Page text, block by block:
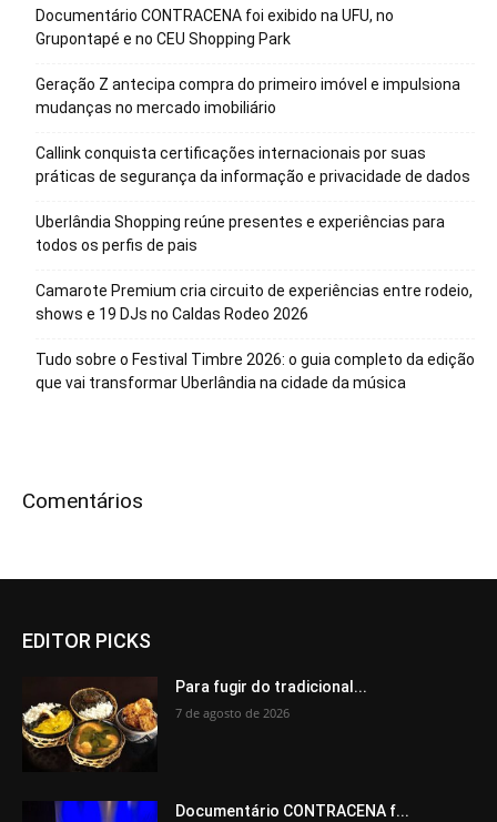
Documentário CONTRACENA foi exibido na UFU, no
Grupontapé e no CEU Shopping Park
Geração Z antecipa compra do primeiro imóvel e impulsiona
mudanças no mercado imobiliário
Callink conquista certificações internacionais por suas
práticas de segurança da informação e privacidade de dados
Uberlândia Shopping reúne presentes e experiências para
todos os perfis de pais
Camarote Premium cria circuito de experiências entre rodeio,
shows e 19 DJs no Caldas Rodeo 2026
Tudo sobre o Festival Timbre 2026: o guia completo da edição
que vai transformar Uberlândia na cidade da música
Comentários
EDITOR PICKS
Para fugir do tradicional...
7 de agosto de 2026
Documentário CONTRACENA f...